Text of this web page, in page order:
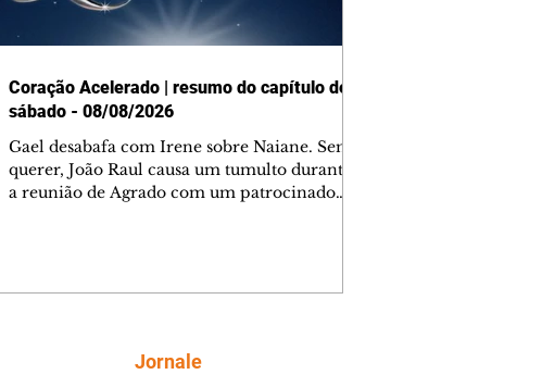
Coração Acelerado | resumo do capítulo de
sábado - 08/08/2026
Gael desabafa com Irene sobre Naiane. Sem
querer, João Raul causa um tumulto durante
a reunião de Agrado com um patrocinador.
inventa para Agrado que não está
conseguindo conviver com seu sucesso, e
Jornale